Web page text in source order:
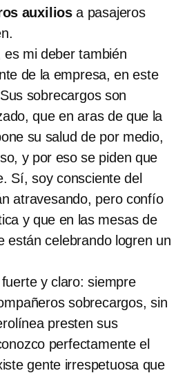
auxilios a pasajeros
mi deber también
de la empresa, en este
sobrecargos son
que en aras de que la
su salud de por medio,
y por eso se piden que
Sí, soy consciente del
atravesando, pero confío
y que en las mesas de
están celebrando logren un
y claro: siempre
sobrecargos, sin
presten sus
perfectamente el
gente irrespetuosa que